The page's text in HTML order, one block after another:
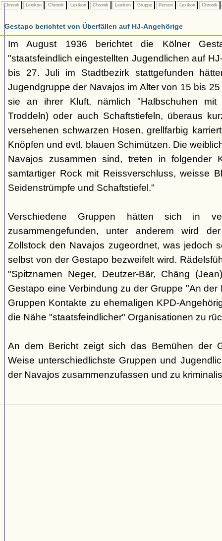
Chronik Lexikon Chronik Lexikon Chronik Lexikon Gruppe Person Lexikon Chronik
Gestapo berichtet von Überfällen auf HJ-Angehörige
Im August 1936 berichtet die Kölner
"staatsfeindlich eingestellten Jugendlichen auf
bis 27. Juli im Stadtbezirk stattgefunden
Jugendgruppe der Navajos im Alter von 15 bis
sie an ihrer Kluft, nämlich "Halbschuhen mit
Troddeln) oder auch Schaftstiefeln, überaus
versehenen schwarzen Hosen, grellfarbig
Knöpfen und evtl. blauen Schimützen. Die
Navajos zusammen sind, treten in folgender
samtartiger Rock mit Reissverschluss, weisse
Seidenstrümpfe und Schaftstiefel."
Verschiedene Gruppen hätten sich in
zusammengefunden, unter anderem wird
Zollstock den Navajos zugeordnet, was jedoch
selbst von der Gestapo bezweifelt wird.
"Spitznamen Neger, Deutzer-Bär, Chäng
Gestapo eine Verbindung zu der Gruppe "An der
Gruppen Kontakte zu ehemaligen KPD-
die Nähe "staatsfeindlicher" Organisationen zu
An dem Bericht zeigt sich das Bemühen der
Weise unterschiedlichste Gruppen und
der Navajos zusammenzufassen und zu